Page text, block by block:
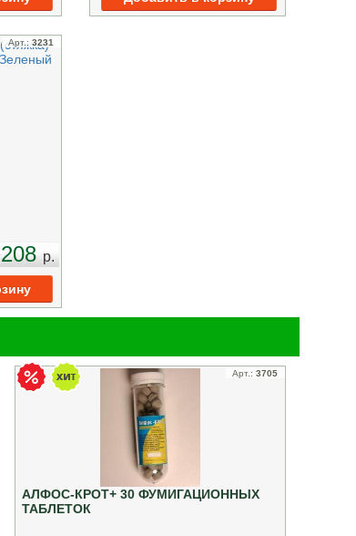
Арт.:3231
208p.
Арт.:3705
АЛФОС-КРОТ+ 30 ФУМИГАЦИОННЫХ
ТАБЛЕТОК